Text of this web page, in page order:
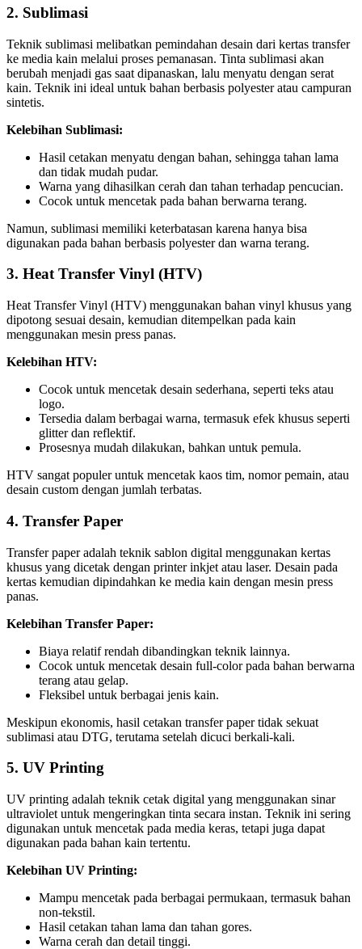
2. Sublimasi
Teknik sublimasi melibatkan pemindahan desain dari kertas transfer
ke media kain melalui proses pemanasan. Tinta sublimasi akan
berubah menjadi gas saat dipanaskan, lalu menyatu dengan serat
kain. Teknik ini ideal untuk bahan berbasis polyester atau campuran
sintetis.
Kelebihan Sublimasi:
Hasil cetakan menyatu dengan bahan, sehingga tahan lama
dan tidak mudah pudar.
Warna yang dihasilkan cerah dan tahan terhadap pencucian.
Cocok untuk mencetak pada bahan berwarna terang.
Namun, sublimasi memiliki keterbatasan karena hanya bisa
digunakan pada bahan berbasis polyester dan warna terang.
3. Heat Transfer Vinyl (HTV)
Heat Transfer Vinyl (HTV) menggunakan bahan vinyl khusus yang
dipotong sesuai desain, kemudian ditempelkan pada kain
menggunakan mesin press panas.
Kelebihan HTV:
Cocok untuk mencetak desain sederhana, seperti teks atau
logo.
Tersedia dalam berbagai warna, termasuk efek khusus seperti
glitter dan reflektif.
Prosesnya mudah dilakukan, bahkan untuk pemula.
HTV sangat populer untuk mencetak kaos tim, nomor pemain, atau
desain custom dengan jumlah terbatas.
4. Transfer Paper
Transfer paper adalah teknik sablon digital menggunakan kertas
khusus yang dicetak dengan printer inkjet atau laser. Desain pada
kertas kemudian dipindahkan ke media kain dengan mesin press
panas.
Kelebihan Transfer Paper:
Biaya relatif rendah dibandingkan teknik lainnya.
Cocok untuk mencetak desain full-color pada bahan berwarna
terang atau gelap.
Fleksibel untuk berbagai jenis kain.
Meskipun ekonomis, hasil cetakan transfer paper tidak sekuat
sublimasi atau DTG, terutama setelah dicuci berkali-kali.
5. UV Printing
UV printing adalah teknik cetak digital yang menggunakan sinar
ultraviolet untuk mengeringkan tinta secara instan. Teknik ini sering
digunakan untuk mencetak pada media keras, tetapi juga dapat
digunakan pada bahan kain tertentu.
Kelebihan UV Printing:
Mampu mencetak pada berbagai permukaan, termasuk bahan
non-tekstil.
Hasil cetakan tahan lama dan tahan gores.
Warna cerah dan detail tinggi.